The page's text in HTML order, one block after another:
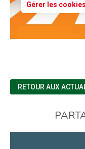
Gérer les
RETOUR AUX